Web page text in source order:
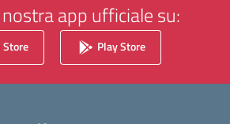
nostra app ufficiale su:
Store Play Store